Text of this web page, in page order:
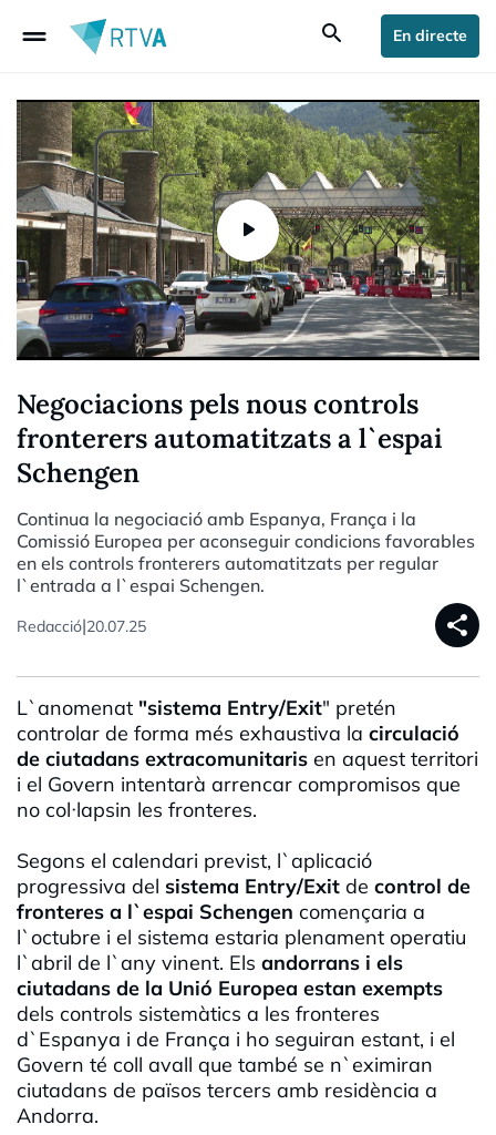
drag_handle search En directe
Negociacions pels nous controls
fronterers automatitzats a l`espai
Schengen
Continua la negociació amb Espanya, França i la
Comissió Europea per aconseguir condicions favorables
en els controls fronterers automatitzats per regular
l`entrada a l`espai Schengen.
Redacció|20.07.25 share
L`anomenat "sistema Entry/Exit" pretén
controlar de forma més exhaustiva la circulació
de ciutadans extracomunitaris en aquest territori
i el Govern intentarà arrencar compromisos que
no col·lapsin les fronteres.
Segons el calendari previst, l`aplicació
progressiva del sistema Entry/Exit de control de
fronteres a l`espai Schengen començaria a
l`octubre i el sistema estaria plenament operatiu
l`abril de l`any vinent. Els andorrans i els
ciutadans de la Unió Europea estan exempts
dels controls sistemàtics a les fronteres
d`Espanya i de França i ho seguiran estant, i el
Govern té coll avall que també se n`eximiran
ciutadans de països tercers amb residència a
Andorra.